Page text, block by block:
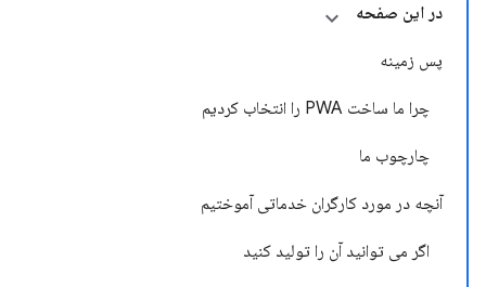
در این صفحه
پس زمینه
چرا ما ساخت PWA را انتخاب کردیم
چارچوب ما
آنچه در مورد کارگران خدماتی آموختیم
اگر می توانید آن را تولید کنید